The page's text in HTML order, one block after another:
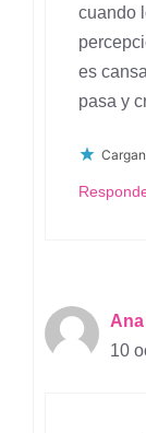
cuando
es
pasa y
10